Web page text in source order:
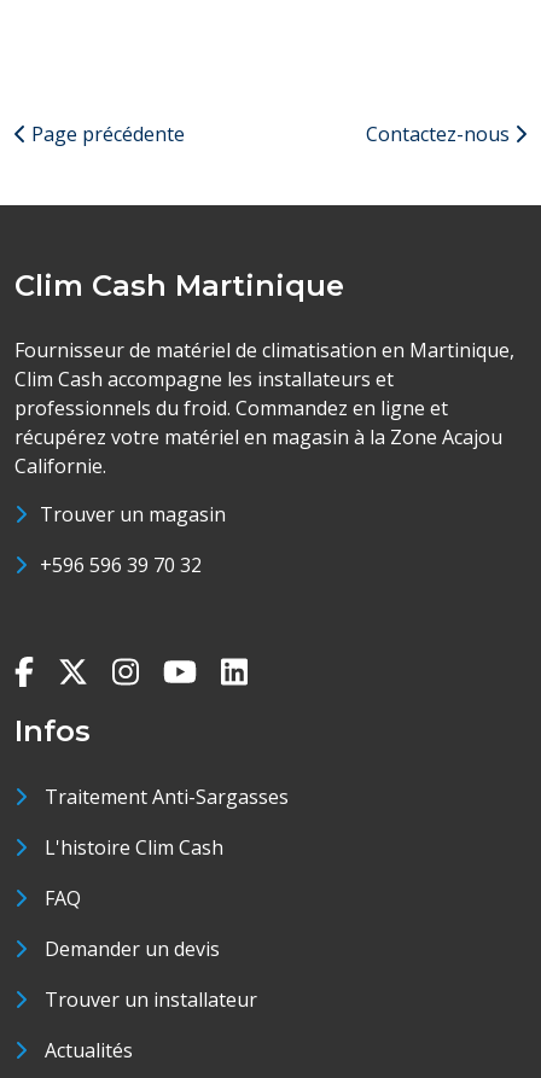
Page précédente Contactez-nous
Clim Cash Martinique
Fournisseur de matériel de climatisation en Martinique,
Clim Cash accompagne les installateurs et
professionnels du froid. Commandez en ligne et
récupérez votre matériel en magasin à la Zone Acajou
Californie.
Trouver un magasin
+596 596 39 70 32
Infos
Traitement Anti-Sargasses
L'histoire Clim Cash
FAQ
Demander un devis
Trouver un installateur
Actualités